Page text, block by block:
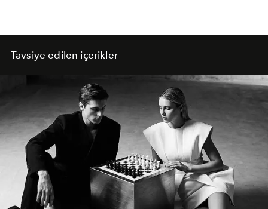
Tavsiye edilen içerikler